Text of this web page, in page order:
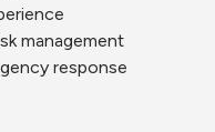
management
response